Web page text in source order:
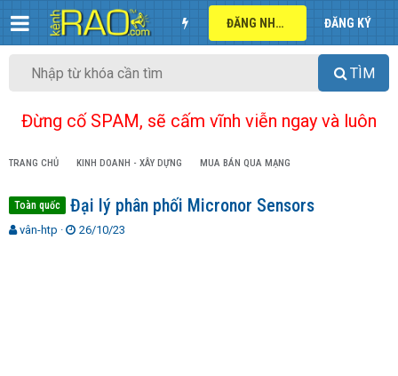
ĐĂNG NHẬP ĐĂNG KÝ
TÌM
Đừng cố SPAM, sẽ cấm vĩnh viễn ngay và luôn
TRANG CHỦ KINH DOANH - XÂY DỰNG MUA BÁN QUA MẠNG
Toàn quốc Đại lý phân phối Micronor Sensors
T
vân-htp
N
26/10/23